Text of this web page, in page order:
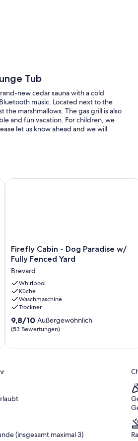
Tub
new cedar sauna with a cold
music. Located next to the
marshmallows. The gas grill is also
and fun vacation. For children, we
let us know ahead and we will
PET OK/WIFI
and Plunge Tub. Million Dollar
Firefly
Cabin
Dog
Paradise
w/
Fully
Fenced
Yard
Brevard
Firefly Cabin - Dog Paradise w/
Fully Fenced Yard
Brevard
Whirlpool
Küche
Waschmaschine
Trockner
9.8
von
9,8/10 Außergewöhnlich
(53 Bewertungen)
Firefly Cabin - Dog Paradise w/ Fully
(insgesamt maximal 3)